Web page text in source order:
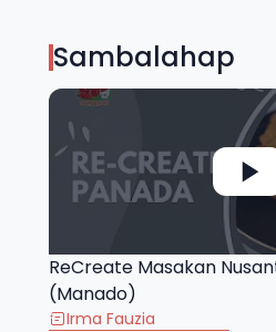
Sambalahap
ReCreate Masakan
(Manado)
Irma Fauzia